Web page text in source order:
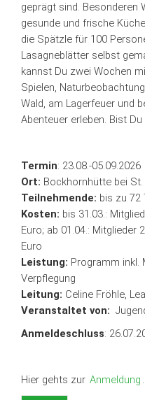
geprägt sind. Besonderen
gesunde und frische
die Spätzle für 100
Lasagneblätter selbst
kannst Du zwei Wochen
Spielen,
Wald, am Lagerfeuer und
Abenteuer erleben. Bist Du
Termin: 23.08.-05.09.2026
Ort: Bockhornhütte bei
Teilnehmende: bis zu 72
Kosten: bis 31.03.:
Euro; ab 01.04.: Mitglieder
Euro
Leistung: Programm inkl.
Verpflegung
Leitung: Celine Fröhle,
Veranstaltet von:
Anmeldeschluss:
Hier gehts zur Anmeldung .